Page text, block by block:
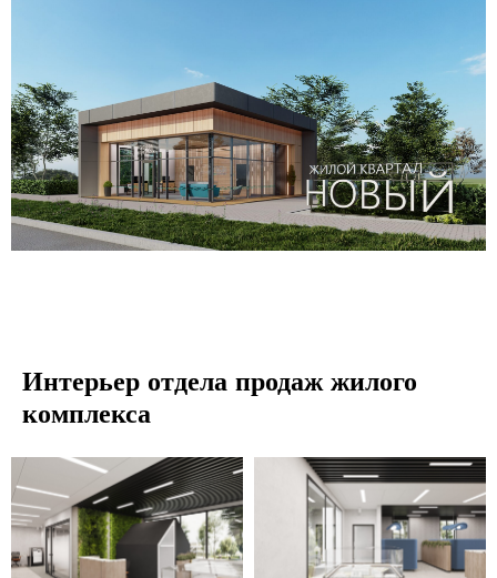
Интерьер отдела продаж жилого
комплекса